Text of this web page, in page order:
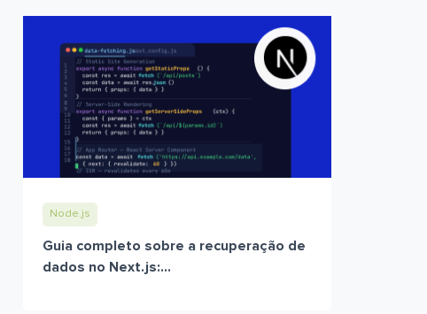
Node.js
Guia completo sobre a recuperação de
dados no Next.js:...